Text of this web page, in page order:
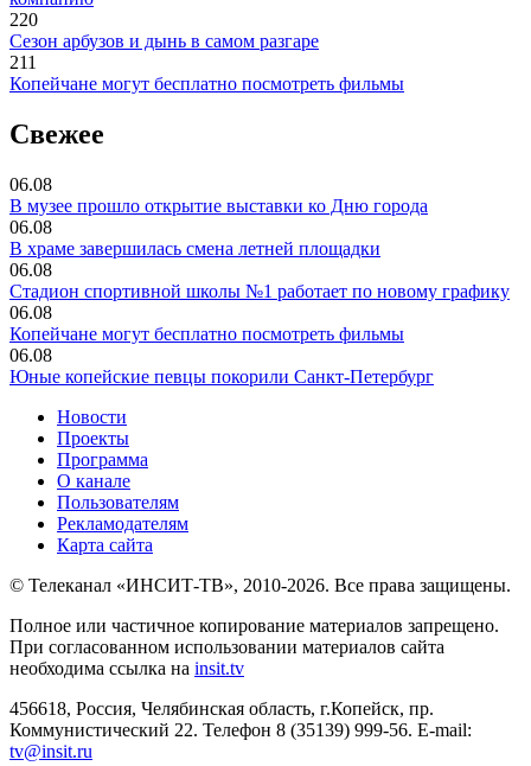
220
Сезон арбузов и дынь в самом разгаре
211
Копейчане могут бесплатно посмотреть фильмы
Свежее
06.08
В музее прошло открытие выставки ко Дню города
06.08
В храме завершилась смена летней площадки
06.08
Стадион спортивной школы №1 работает по новому графику
06.08
Копейчане могут бесплатно посмотреть фильмы
06.08
Юные копейские певцы покорили Санкт-Петербург
Новости
Проекты
Программа
О канале
Пользователям
Рекламодателям
Карта сайта
© Телеканал «ИНСИТ-ТВ», 2010-2026. Все права защищены.
Полное или частичное копирование материалов запрещено.
При согласованном использовании материалов сайта
необходима ссылка на insit.tv
456618, Россия, Челябинская область, г.Копейск, пр.
Коммунистический 22. Телефон 8 (35139) 999-56. E-mail:
tv@insit.ru